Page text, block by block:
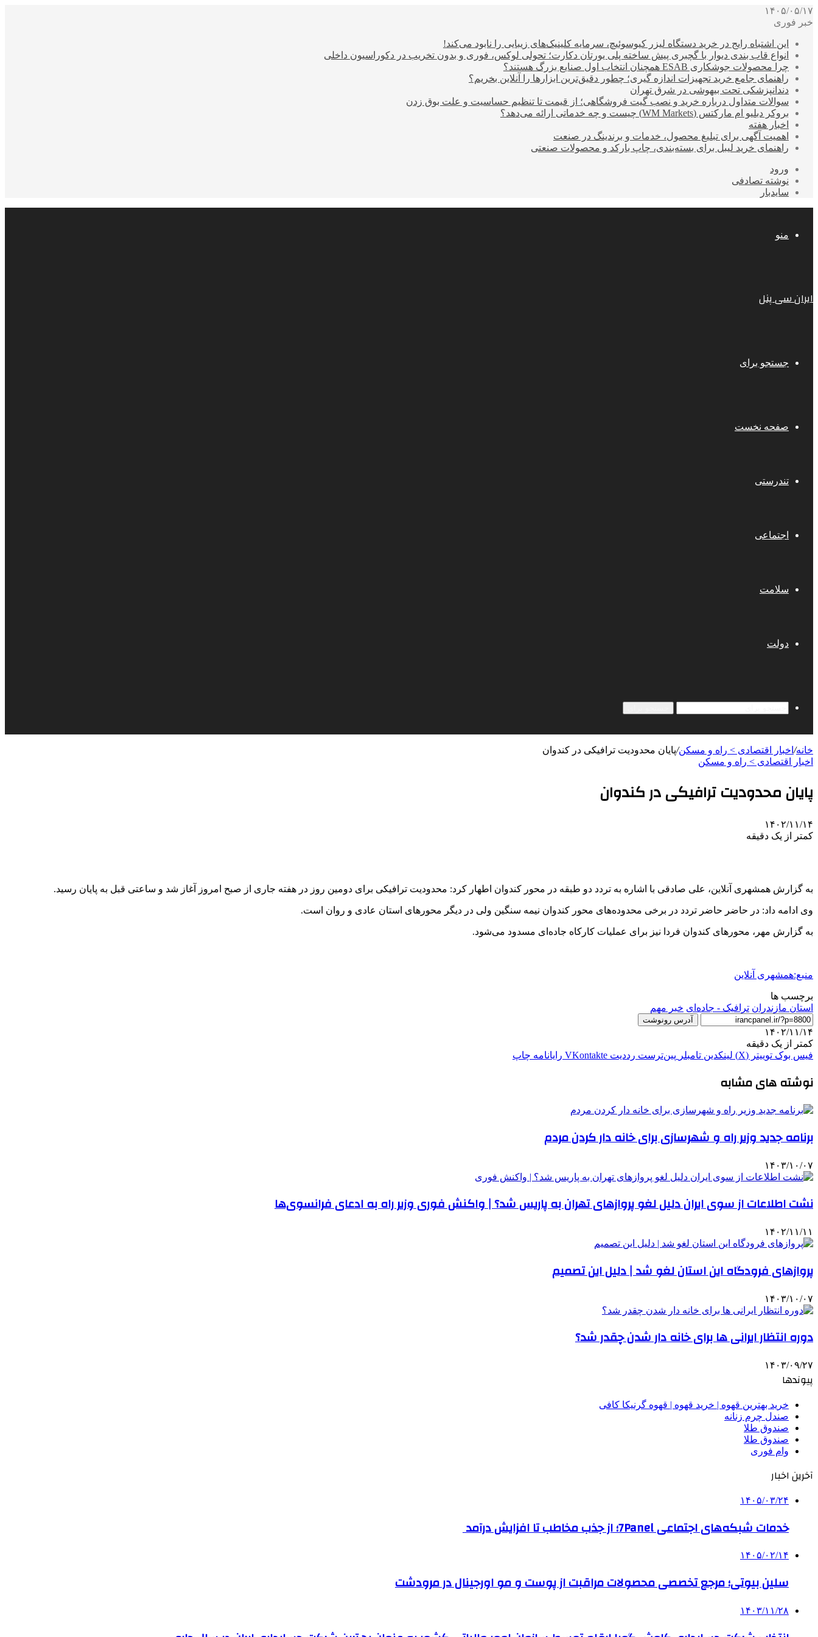
۱۴۰۵/۰۵/۱۷
خبر فوری
این اشتباه رایج در خرید دستگاه لیزر کیوسوئیچ، سرمایه کلینیک‌های زیبایی را نابود می‌کند!
انواع قاب بندی دیوار با گچبری پیش ساخته پلی یورتان دکارت؛ تحولی لوکس، فوری و بدون تخریب در دکوراسیون داخلی
چرا محصولات جوشکاری ESAB همچنان انتخاب اول صنایع بزرگ هستند؟
راهنمای جامع خرید تجهیزات اندازه گیری؛ چطور دقیق‌ترین ابزارها را آنلاین بخریم؟
دندانپزشکی تحت بیهوشی در شرق تهران
سوالات متداول درباره خرید و نصب گیت فروشگاهی؛ از قیمت تا تنظیم حساسیت و علت بوق زدن
بروکر دبلیو ام مارکتس (WM Markets) چیست و چه خدماتی ارائه می‌دهد؟
اخبار هفته
اهمیت آگهی برای تبلیغ محصول، خدمات و برندینگ در صنعت
راهنمای خرید لیبل برای بسته‌بندی، چاپ بارکد و محصولات صنعتی
ورود
نوشته تصادفی
سایدبار
منو
ایران سی پنل
جستجو برای
صفحه نخست
تندرستی
اجتماعی
سلامت
دولت
خانه/ اخبار اقتصادی > راه و مسکن/پایان محدودیت ترافیکی در کندوان
اخبار اقتصادی > راه و مسکن
پایان محدودیت ترافیکی در کندوان
۱۴۰۲/۱۱/۱۴
کمتر از یک دقیقه
به گزارش همشهری آنلاین، علی صادقی با اشاره به تردد دو طبقه در محور کندوان اطهار کرد: محدودیت ترافیکی برای دومین روز در هفته جاری از صبح امروز آغاز شد و ساعتی قبل به پایان رسید.
وی ادامه داد: در حاضر حاضر تردد در برخی محدوده‌های محور کندوان نیمه سنگین ولی در دیگر محورهای استان عادی و روان است.
به گزارش مهر، محورهای کندوان فردا نیز برای عملیات کارکاه جاده‌ای مسدود می‌شود.
منبع:همشهری آنلاین
برچسب ها
استان مازندران ترافیک - جاده‌ای خبر مهم
آدرس رونوشت
۱۴۰۲/۱۱/۱۴
کمتر از یک دقیقه
فیس بوک توییتر (X) لینکدین ‫تامبلر ‫پین‌ترست ‫رددیت ‫VKontakte رایانامه چاپ
نوشته های مشابه
برنامه جدید وزیر راه و شهرسازی برای خانه‌ دار کردن مردم
۱۴۰۳/۱۰/۰۷
نشت اطلاعات از سوی ایران دلیل لغو پروازهای تهران به پاریس شد؟ | واکنش فوری وزیر راه به ادعای فرانسوی‌ها
۱۴۰۲/۱۱/۱۱
پروازهای فرودگاه این استان لغو شد | دلیل این تصمیم
۱۴۰۳/۱۰/۰۷
دوره انتظار ایرانی ها برای خانه‌ دار شدن چقدر شد؟
۱۴۰۳/۰۹/۲۷
پیوندها
خرید بهترین قهوه | خرید قهوه | قهوه گرنیکا کافی
صندل چرم زنانه
صندوق طلا
صندوق طلا
وام فوری
آخرین اخبار
۱۴۰۵/۰۳/۲۴
خدمات شبکه‌های اجتماعی 7Panel؛ از جذب مخاطب تا افزایش درآمد
۱۴۰۵/۰۲/۱۴
سلین بیوتی؛ مرجع تخصصی محصولات مراقبت از پوست و مو اورجینال در مرودشت
۱۴۰۳/۱۱/۲۸